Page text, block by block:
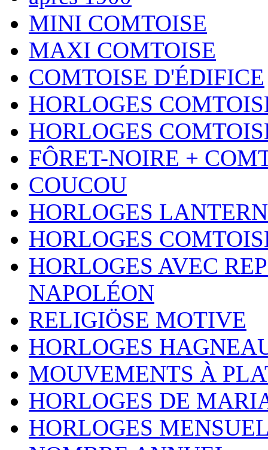
MINI COMTOISE
MAXI COMTOISE
COMTOISE D'ÉDIFICE
HORLOGES
HORLOGES
FÔRET-NOIRE +
COUCOU
HORLOGES
HORLOGES
HORLOGES AVEC
NAPOLÉON
RELIGIÖSE MOTIVE
HORLOGES
MOUVEMENTS À
HORLOGES DE
HORLOGES